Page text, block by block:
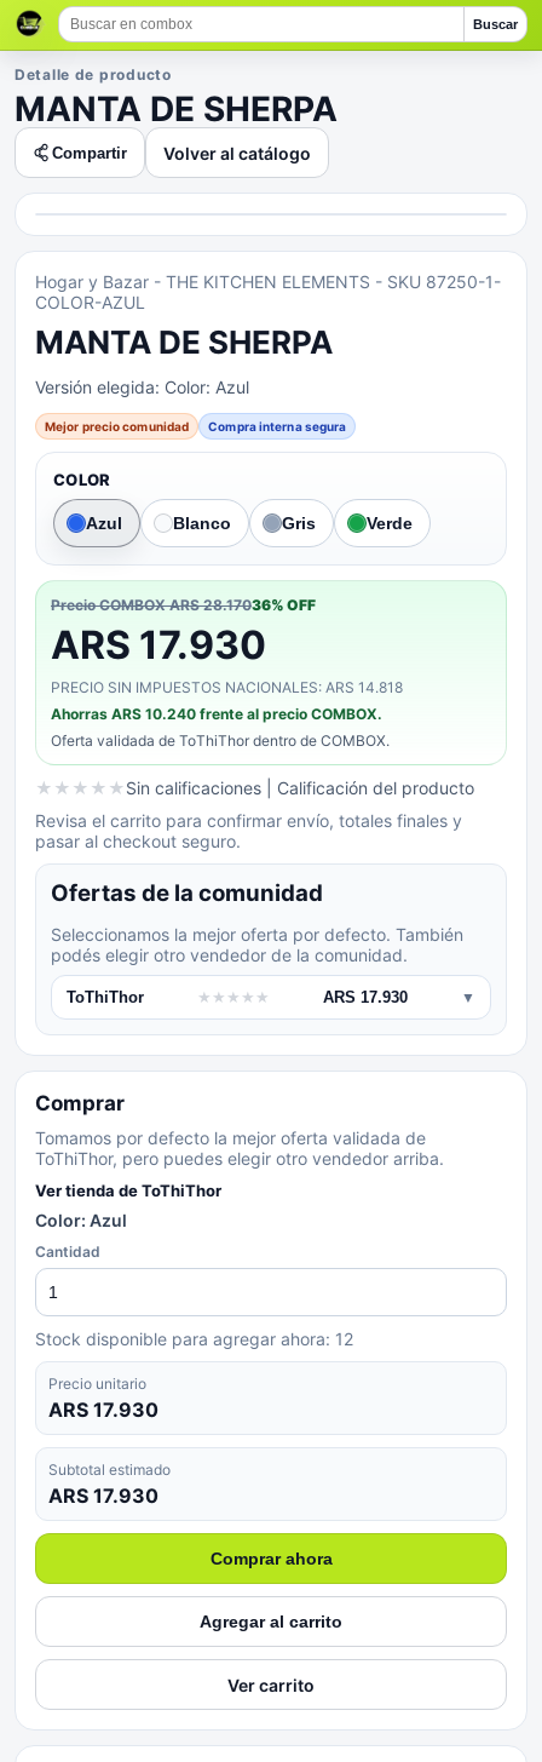
Buscar
Detalle de producto
MANTA DE SHERPA
Compartir Volver al catálogo
Hogar y Bazar - THE KITCHEN ELEMENTS - SKU 87250-1-
COLOR-AZUL
MANTA DE SHERPA
Versión elegida: Color: Azul
Mejor precio comunidad Compra interna segura
COLOR
Azul Blanco Gris Verde
Precio COMBOXARS 28.17036% OFF
ARS 17.930
PRECIO SIN IMPUESTOS NACIONALES: ARS 14.818
Ahorras ARS 10.240 frente al precio COMBOX.
Oferta validada de ToThiThor dentro de COMBOX.
★ ★ ★ ★ ★Sin calificaciones | Calificación del producto
Revisa el carrito para confirmar envío, totales finales y
pasar al checkout seguro.
Ofertas de la comunidad
Seleccionamos la mejor oferta por defecto. También
podés elegir otro vendedor de la comunidad.
ToThiThor ★ ★ ★ ★ ★ ARS 17.930 ▼
Comprar
Tomamos por defecto la mejor oferta validada de
ToThiThor, pero puedes elegir otro vendedor arriba.
Ver tienda deToThiThor
Color: Azul
Cantidad
Stock disponible para agregar ahora: 12
Precio unitario
ARS 17.930
Subtotal estimado
ARS 17.930
Comprar ahora
Agregar al carrito
Ver carrito